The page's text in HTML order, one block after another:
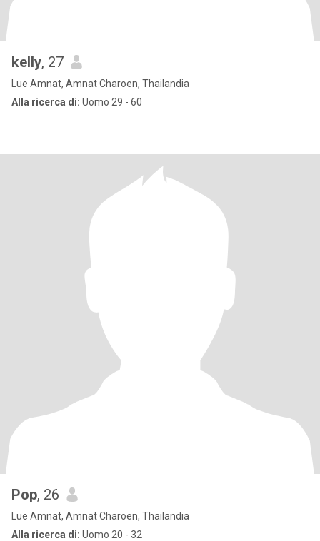
kelly, 27
Lue Amnat, Amnat Charoen, Thailandia
Alla ricerca di: Uomo 29 - 60
Pop, 26
Lue Amnat, Amnat Charoen, Thailandia
Alla ricerca di: Uomo 20 - 32